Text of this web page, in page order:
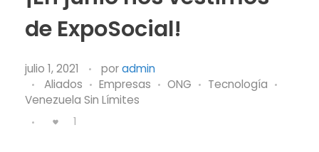
de ExpoSocial!
julio 1, 2021 poradmin
Aliados
Empresas ONG
Tecnología
Venezuela Sin Límites
1